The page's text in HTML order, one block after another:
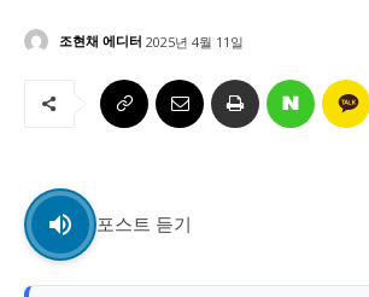
교육일반
교육부
교육청
기획기사
공지사항
조현채 에디터 2025년 4월 11일
포스트 듣기